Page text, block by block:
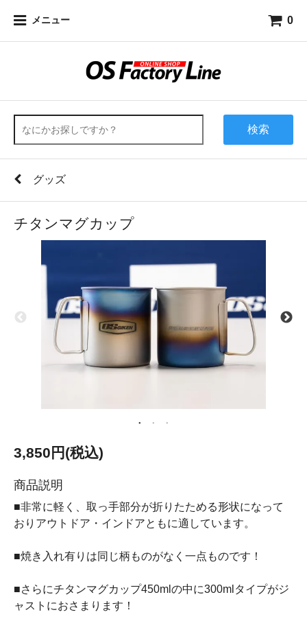
メニュー 0
検索
グッズ
チタンマグカップ
3,850円(税込)
商品説明
■非常に軽く、取っ手部分が折りたためる形状になって
おりアウトドア・インドアともに適しています。
■焼き入れ有りは同じ柄ものがなく一点ものです！
■さらにチタンマグカップ450mlの中に300mlタイプがジ
ャストにおさまります！